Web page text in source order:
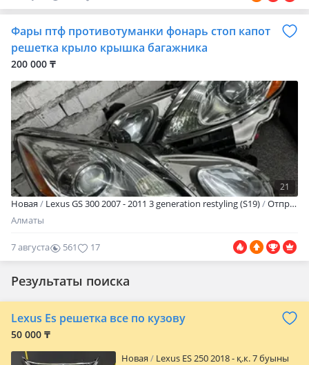
Фары птф противотуманки фонарь стоп капот
решетка крыло крышка багажника
200 000 ₸
21
Новая Lexus GS 300 2007 - 2011 3 generation restyling (S19)
Отправка в регионы Япония оригинал большой выбор запчастей цены уточняйте зависит от состояния
Алматы
7 августа 561 17
Результаты поиска
Lexus Es решетка все по кузову
50 000 ₸
Новая
Lexus ES 250 2018 - қ.к. 7 буыны